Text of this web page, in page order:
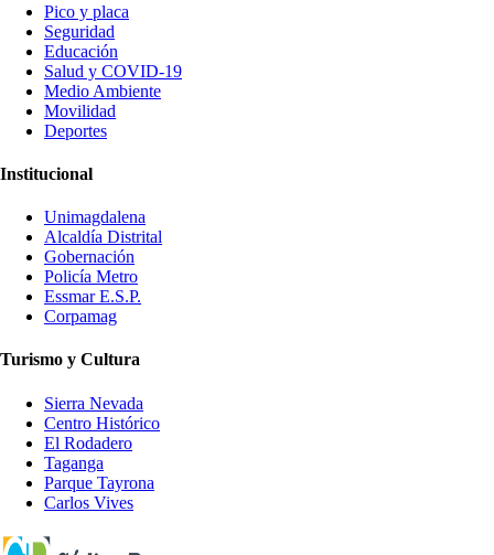
Pico y placa
Seguridad
Educación
Salud y COVID-19
Medio Ambiente
Movilidad
Deportes
Institucional
Unimagdalena
Alcaldía Distrital
Gobernación
Policía Metro
Essmar E.S.P.
Corpamag
Turismo y Cultura
Sierra Nevada
Centro Histórico
El Rodadero
Taganga
Parque Tayrona
Carlos Vives